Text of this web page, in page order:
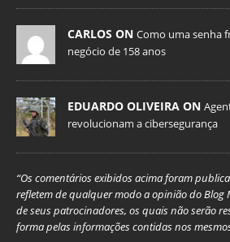
CARLOS ON Como uma senha
negócio de 158 anos
EDUARDO OLIVEIRA ON
revolucionam a cibersegurança
“Os comentários exibidos acima foram
refletem de qualquer modo a opinião do Blog
de seus patrocinadores, os quais não serão
forma pelas informações contidas nos